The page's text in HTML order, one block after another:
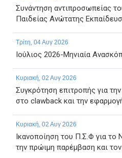
Συνάντηση αντιπροσωπείας
Παιδείας Ανώτατης
Τρίτη, 04 Αυγ 2026
Ιούλιος 2026-Μηνιαία
Κυριακή, 02 Αυγ 2026
Συγκρότηση επιτροπής για
στο clawback και την
Κυριακή, 02 Αυγ 2026
Ικανοποίηση του Π.Σ.Φ για
την πρώιμη παρέμβαση και